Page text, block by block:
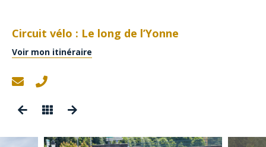
Circuit vélo : Le long de l’Yonne
Voir mon itinéraire